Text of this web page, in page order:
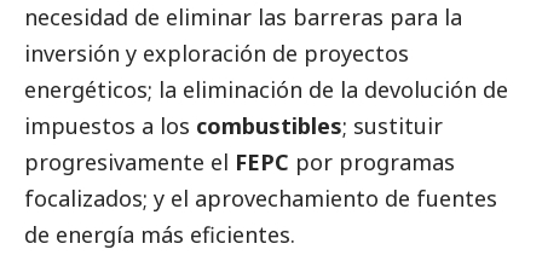
necesidad de eliminar las barreras para la
inversión y exploración de proyectos
energéticos; la eliminación de la devolución de
impuestos a los combustibles; sustituir
progresivamente el FEPC por programas
focalizados; y el aprovechamiento de fuentes
de energía más eficientes.